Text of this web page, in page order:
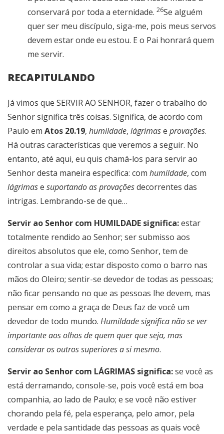
conservará por toda a eternidade. 26Se alguém
quer ser meu discípulo, siga-me, pois meus servos
devem estar onde eu estou. E o Pai honrará quem
me servir.
RECAPITULANDO
Já vimos que SERVIR AO SENHOR, fazer o trabalho do
Senhor significa três coisas. Significa, de acordo com
Paulo em Atos 20.19, humildade, lágrimase provações.
Há outras características que veremos a seguir. No
entanto, até aqui, eu quis chamá-los para servir ao
Senhor desta maneira específica: com humildade, com
lágrimase suportando as provaçõesdecorrentes das
intrigas. Lembrando-se de que…
Servir ao Senhor com HUMILDADE significa:estar
totalmente rendido ao Senhor; ser submisso aos
direitos absolutos que ele, como Senhor, tem de
controlar a sua vida; estar disposto como o barro nas
mãos do Oleiro; sentir-se devedor de todas as pessoas;
não ficar pensando no que as pessoas lhe devem, mas
pensar em como a graça de Deus faz de você um
devedor de todo mundo. Humildade significa não se ver
importante aos olhos de quem quer que seja, mas
considerar os outros superiores a si mesmo.
Servir ao Senhor com LÁGRIMAS significa:se você as
está derramando, console-se, pois você está em boa
companhia, ao lado de Paulo; e se você não estiver
chorando pela fé, pela esperança, pelo amor, pela
verdade e pela santidade das pessoas as quais você